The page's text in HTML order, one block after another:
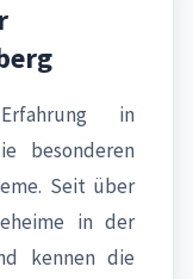
in
besonderen
Seit über
in der
kennen die